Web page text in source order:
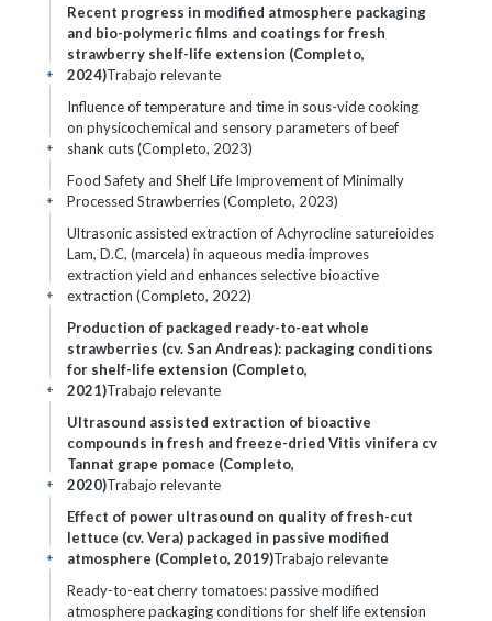
Recent progress in modified atmosphere packaging
and bio-polymeric films and coatings for fresh
strawberry shelf-life extension (Completo,
2024)Trabajo relevante
+
Influence of temperature and time in sous-vide cooking
on physicochemical and sensory parameters of beef
shank cuts (Completo, 2023)
+
Food Safety and Shelf Life Improvement of Minimally
Processed Strawberries (Completo, 2023)
+
Ultrasonic assisted extraction of Achyrocline satureioides
Lam, D.C, (marcela) in aqueous media improves
extraction yield and enhances selective bioactive
extraction (Completo, 2022)
+
Production of packaged ready-to-eat whole
strawberries (cv. San Andreas): packaging conditions
for shelf-life extension (Completo,
2021)Trabajo relevante
+
Ultrasound assisted extraction of bioactive
compounds in fresh and freeze-dried Vitis vinifera cv
Tannat grape pomace (Completo,
2020)Trabajo relevante
+
Effect of power ultrasound on quality of fresh-cut
lettuce (cv. Vera) packaged in passive modified
atmosphere (Completo, 2019)Trabajo relevante
+
Ready-to-eat cherry tomatoes: passive modified
atmosphere packaging conditions for shelf life extension